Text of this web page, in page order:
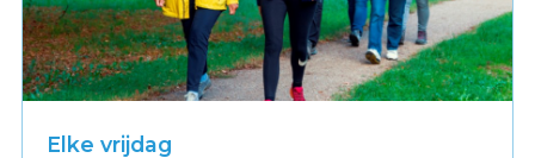
Elke vrijdag